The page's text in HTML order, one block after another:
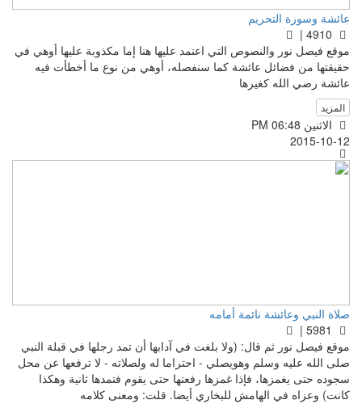
عائشة وسورة التحريم
موقع فيصل نور والنصوص التي اعتمد عليها هنا إما مكذوبة عليها أوهي في
حقيقتها من فضائل عائشة كما سنفصله، أوهي من نوع ما أخطأت فيه
عائشة رضي الله كغيرها
المزيد
الاثنين PM 06:48
2015-10-12
صلاة النبي وعائشة نائمة أمامه
موقع فيصل نور ثم قال: (ولا بلغت في آدابها أن تمد رجلها في قبلة النبي
صلى الله عليه وسلم وهويصلي - احتراما له ولصلاته - لا ترفعها عن محل
سجوده حتى يغمزها، فإذا غمزها رفعتها حتى يقوم فتمدها ثانية وهكذا
كانت) وعزاه في الهامش للبخاري أيضا. قلت: ومعنى كلامه